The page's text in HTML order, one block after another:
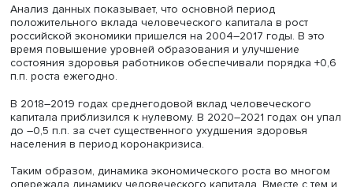
Человеческий капитал в форме здоровья повышался
протяжении большей части 2004–2019 годов, после
потрясений 90-х годов и до коронакризиса 2020–2021
Согласно полученным результатам, в 2000–2003 годах
человеческого капитала в экономику был
0,2 п.п. экономического роста в год). Хотя повышение
уровней образования работников и обеспечивало
человеческого капитала, показатели здоровья
ухудшающиеся после кризиса 1998 года, оказывали
негативное влияние на его динамику.